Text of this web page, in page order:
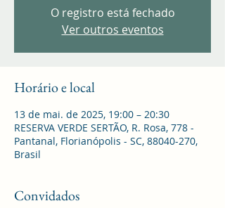
O registro está fechado
Ver outros eventos
Horário e local
13 de mai. de 2025, 19:00 – 20:30
RESERVA VERDE SERTÃO, R. Rosa, 778 -
Pantanal, Florianópolis - SC, 88040-270,
Brasil
Convidados